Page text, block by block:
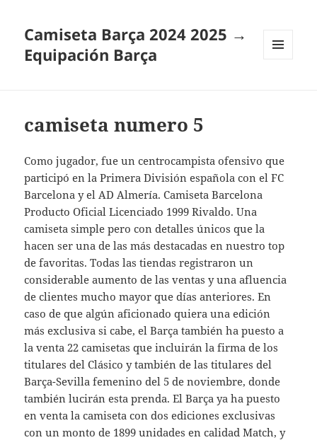
Camiseta Barça 2024 2025 →
Equipación Barça
camiseta numero 5
Como jugador, fue un centrocampista ofensivo que
participó en la Primera División española con el FC
Barcelona y el AD Almería. Camiseta Barcelona
Producto Oficial Licenciado 1999 Rivaldo. Una
camiseta simple pero con detalles únicos que la
hacen ser una de las más destacadas en nuestro top
de favoritas. Todas las tiendas registraron un
considerable aumento de las ventas y una afluencia
de clientes mucho mayor que días anteriores. En
caso de que algún aficionado quiera una edición
más exclusiva si cabe, el Barça también ha puesto a
la venta 22 camisetas que incluirán la firma de los
titulares del Clásico y también de las titulares del
Barça-Sevilla femenino del 5 de noviembre, donde
también lucirán esta prenda. El Barça ya ha puesto
en venta la camiseta con dos ediciones exclusivas
con un monto de 1899 unidades en calidad Match, y